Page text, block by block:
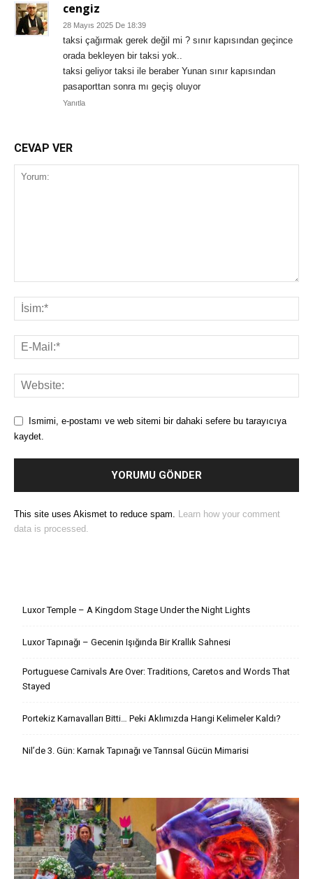
cengiz
28 Mayıs 2025 De 18:39
taksi çağırmak gerek değil mi ? sınır kapısından geçince
orada bekleyen bir taksi yok..
taksi geliyor taksi ile beraber Yunan sınır kapısından
pasaporttan sonra mı geçiş oluyor
Yanıtla
CEVAP VER
Ismimi, e-postamı ve web sitemi bir dahaki sefere bu tarayıcıya
kaydet.
This site uses Akismet to reduce spam. Learn how your comment
data is processed.
Luxor Temple – A Kingdom Stage Under the Night Lights
Luxor Tapınağı – Gecenin Işığında Bir Krallık Sahnesi
Portuguese Carnivals Are Over: Traditions, Caretos and Words That
Stayed
Portekiz Karnavalları Bitti… Peki Aklımızda Hangi Kelimeler Kaldı?
Nil’de 3. Gün: Karnak Tapınağı ve Tanrısal Gücün Mimarisi